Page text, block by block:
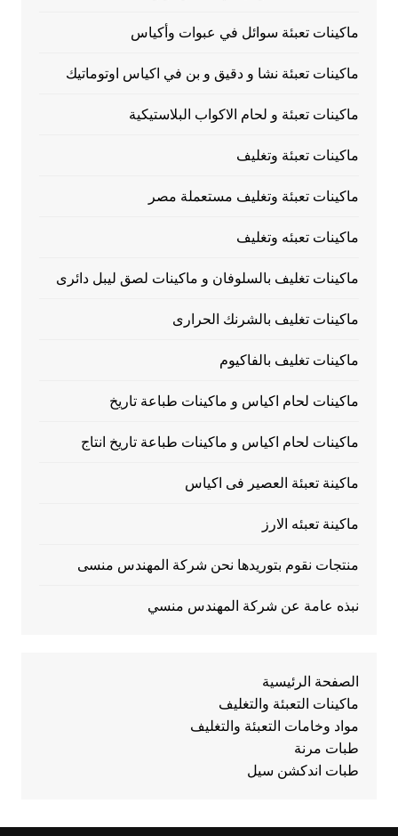
ماكينات تعبئة سوائل في عبوات وأكياس
ماكينات تعبئة نشا و دقيق و بن في اكياس اوتوماتيك
ماكينات تعبئة و لحام الاكواب البلاستيكية
ماكينات تعبئة وتغليف
ماكينات تعبئة وتغليف مستعملة مصر
ماكينات تعبئه وتغليف
ماكينات تغليف بالسلوفان و ماكينات لصق ليبل دائرى
ماكينات تغليف بالشرنك الحرارى
ماكينات تغليف بالفاكيوم
ماكينات لحام اكياس و ماكينات طباعة تاريخ
ماكينات لحام اكياس و ماكينات طباعة تاريخ انتاج
ماكينة تعبئة العصير فى اكياس
ماكينة تعبئه الارز
منتجات نقوم بتوريدها نحن شركة المهندس منسى
نبذه عامة عن شركة المهندس منسي
الصفحة الرئيسية
ماكينات التعبئة والتغليف
مواد وخامات التعبئة والتغليف
طبات مرنة
طبات اندكشن سيل